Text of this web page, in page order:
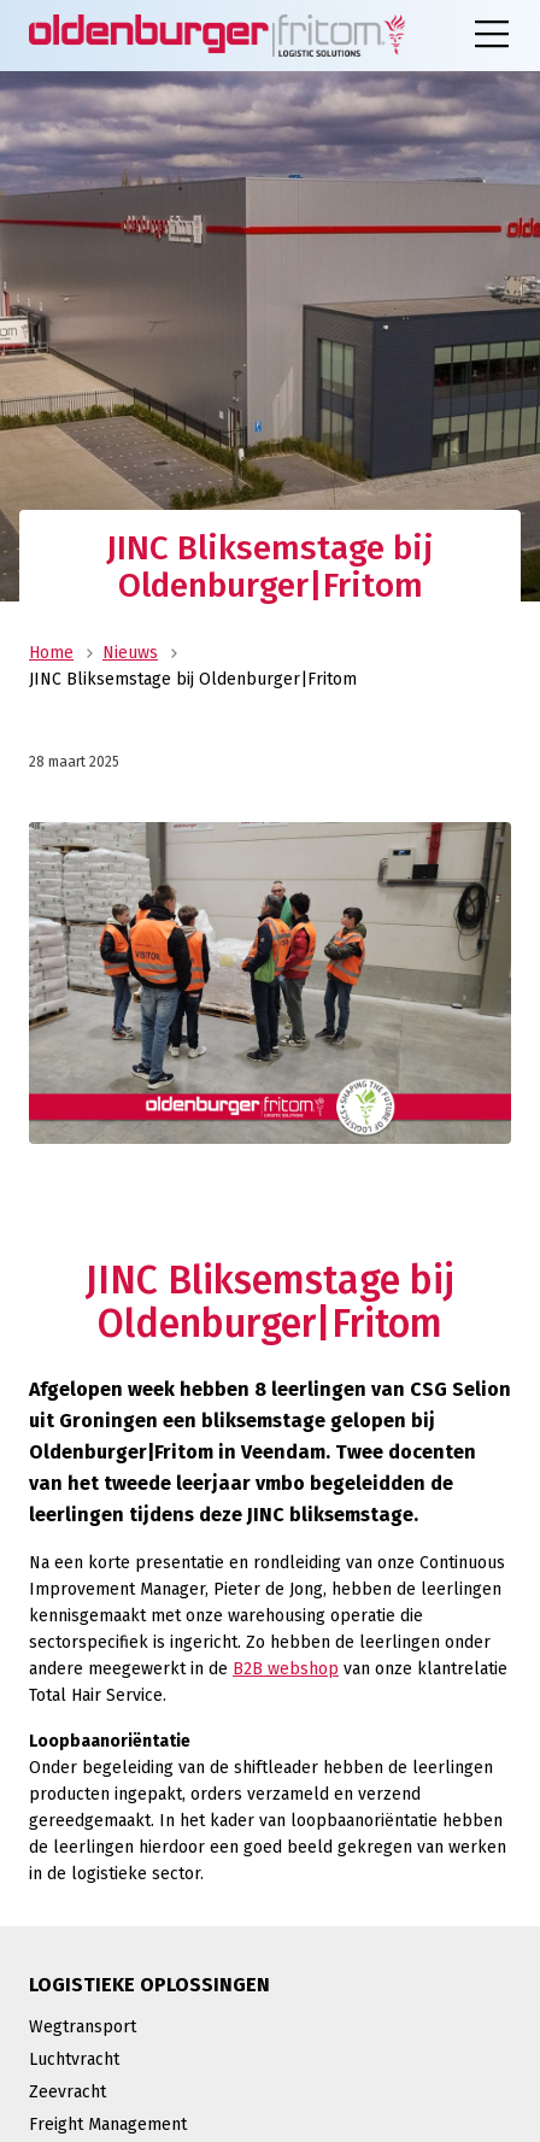
JINC Bliksemstage bij
Oldenburger|Fritom
Home
Nieuws
JINC Bliksemstage bij Oldenburger|Fritom
28 maart 2025
JINC Bliksemstage bij
Oldenburger|Fritom
Afgelopen week hebben 8 leerlingen van CSG Selion
uit Groningen een bliksemstage gelopen bij
Oldenburger|Fritom in Veendam. Twee docenten
van het tweede leerjaar vmbo begeleidden de
leerlingen tijdens deze JINC bliksemstage.
Na een korte presentatie en rondleiding van onze Continuous
Improvement Manager, Pieter de Jong, hebben de leerlingen
kennisgemaakt met onze warehousing operatie die
sectorspecifiek is ingericht. Zo hebben de leerlingen onder
andere meegewerkt in de B2B webshop van onze klantrelatie
Total Hair Service.
Loopbaanoriëntatie
Onder begeleiding van de shiftleader hebben de leerlingen
producten ingepakt, orders verzameld en verzend
gereedgemaakt. In het kader van loopbaanoriëntatie hebben
de leerlingen hierdoor een goed beeld gekregen van werken
in de logistieke sector.
LOGISTIEKE OPLOSSINGEN
Wegtransport
Luchtvracht
Zeevracht
Freight Management